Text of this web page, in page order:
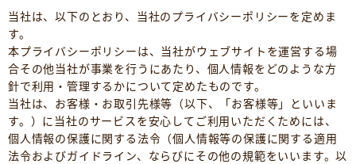
当社は、以下のとおり、当社のプライバシーポリシーを定めま
す。
本プライバシーポリシーは、当社がウェブサイトを運営する場
合その他当社が事業を行うにあたり、個人情報をどのような方
針で利用・管理するかについて定めたものです。
当社は、お客様・お取引先様等（以下、「お客様等」といいま
す。）に当社のサービスを安心してご利用いただくためには、
個人情報の保護に関する法令（個人情報等の保護に関する適用
法令およびガイドライン、ならびにその他の規範をいいます。以